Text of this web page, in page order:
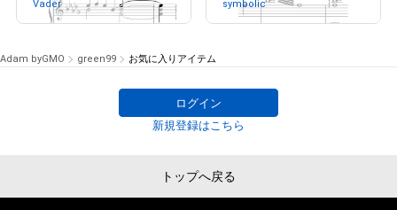
Vaderさんが保有中 symbolicさんが保有中
Adam byGMO green99 お気に入りアイテム
ログイン
新規登録はこちら
トップへ戻る